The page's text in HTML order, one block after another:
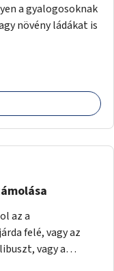
a gyalogosoknak
növény ládákat is
az a
felé, vagy az
vagy a